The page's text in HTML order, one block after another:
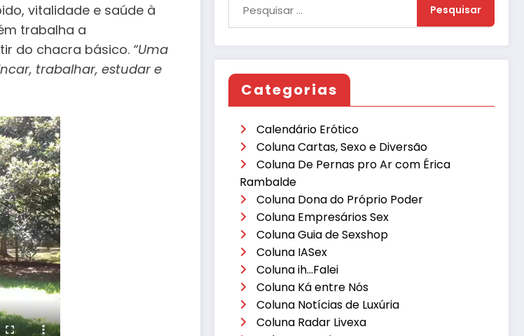
vitalidade e saúde à
trabalha a
do chacra básico. “Uma
trabalhar, estudar e
Categorias
Calendário Erótico
Coluna Cartas, Sexo e Diversão
Coluna De Pernas pro Ar com Érica
Rambalde
Coluna Dona do Próprio Poder
Coluna Empresários Sex
Coluna Guia de Sexshop
Coluna IASex
Coluna ih…Falei
Coluna Ká entre Nós
Coluna Notícias de Luxúria
Coluna Radar Livexa